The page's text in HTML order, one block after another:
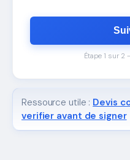
Étape 1 sur 2
Ressource utile : Devis
verifier avant de signer